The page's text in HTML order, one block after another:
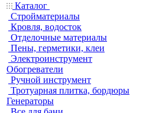
Каталог
Стройматериалы
Кровля, водосток
Отделочные материалы
Пены, герметики, клеи
Электроинструмент
Обогреватели
Ручной инструмент
Тротуарная плитка, бордюры
Генераторы